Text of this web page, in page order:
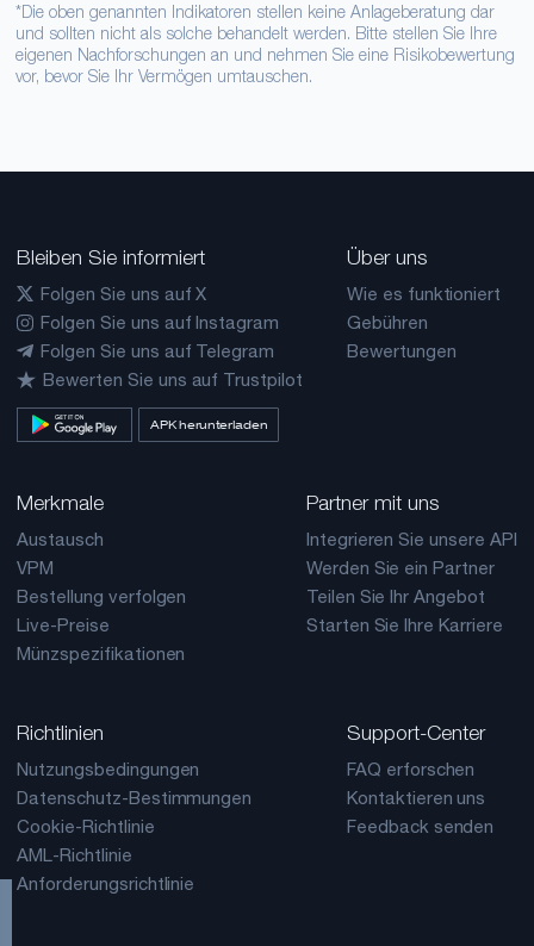
*Die oben genannten Indikatoren stellen keine Anlageberatung dar
und sollten nicht als solche behandelt werden. Bitte stellen Sie Ihre
eigenen Nachforschungen an und nehmen Sie eine Risikobewertung
vor, bevor Sie Ihr Vermögen umtauschen.
Bleiben Sie informiert
Folgen Sie uns auf X
Folgen Sie uns auf Instagram
Folgen Sie uns auf Telegram
Bewerten Sie uns auf Trustpilot
APK herunterladen
Über uns
Wie es funktioniert
Gebühren
Bewertungen
Merkmale
Austausch
VPM
Bestellung verfolgen
Live-Preise
Münzspezifikationen
Partner mit uns
Integrieren Sie unsere API
Werden Sie ein Partner
Teilen Sie Ihr Angebot
Starten Sie Ihre Karriere
Richtlinien
Nutzungsbedingungen
Datenschutz-Bestimmungen
Cookie-Richtlinie
AML-Richtlinie
Anforderungsrichtlinie
Support-Center
FAQ erforschen
Kontaktieren uns
Feedback senden